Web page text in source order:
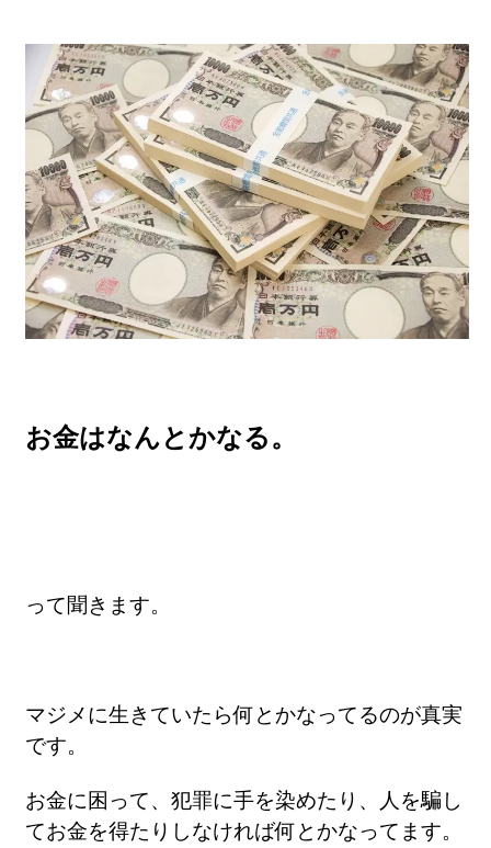
お金はなんとかなる。
って聞きます。
マジメに生きていたら何とかなってるのが真実
です。
お金に困って、犯罪に手を染めたり、人を騙し
てお金を得たりしなければ何とかなってます。